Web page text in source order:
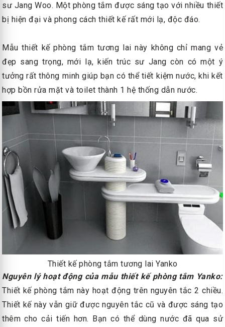
sư Jang Woo. Một phòng tắm được sáng tạo với nhiều thiết
bị hiện đại và phong cách thiết kế rất mới lạ, độc đáo.
Mẫu thiết kế phòng tắm tương lai này không chỉ mang vẻ
đẹp sang trọng, mới lạ, kiến trúc sư Jang còn có một ý
tưởng rất thông minh giúp bạn có thể tiết kiệm nước, khi kết
hợp bồn rửa mặt và toilet thành 1 hệ thống dẫn nước.
Thiết kế phòng tắm tương lai Yanko
Nguyên lý hoạt động của mẫu thiết kế phòng tắm Yanko:
Thiết kế phòng tắm này hoạt động trên nguyên tắc 2 chiều.
Thiết kế này vẫn giữ được nguyên tắc cũ và được sáng tạo
thêm cho cải tiến hơn. Bạn có thể dùng nước đã qua sử